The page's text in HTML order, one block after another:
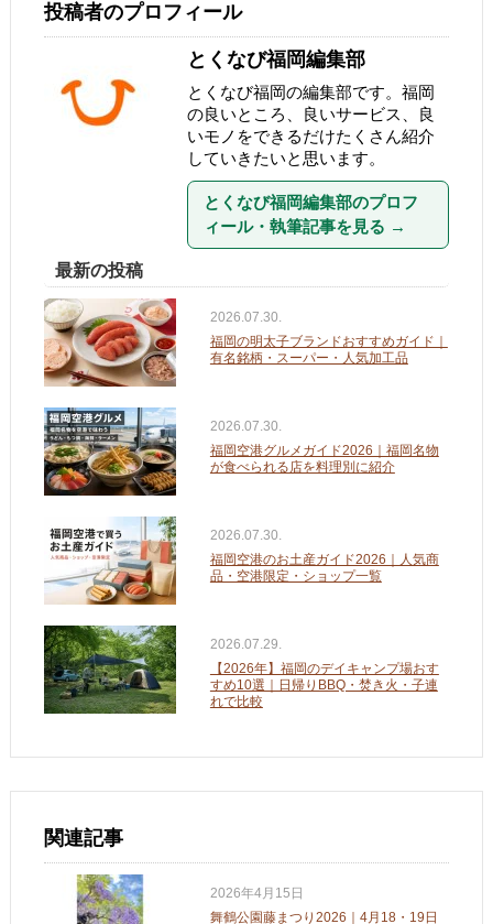
投稿者のプロフィール
とくなび福岡編集部
とくなび福岡の編集部です。福岡
の良いところ、良いサービス、良
いモノをできるだけたくさん紹介
していきたいと思います。
とくなび福岡編集部のプロフ
ィール・執筆記事を見る →
最新の投稿
2026.07.30.
福岡の明太子ブランドおすすめガイド｜
有名銘柄・スーパー・人気加工品
2026.07.30.
福岡空港グルメガイド2026｜福岡名物
が食べられる店を料理別に紹介
2026.07.30.
福岡空港のお土産ガイド2026｜人気商
品・空港限定・ショップ一覧
2026.07.29.
【2026年】福岡のデイキャンプ場おす
すめ10選｜日帰りBBQ・焚き火・子連
れで比較
関連記事
2026年4月15日
舞鶴公園藤まつり2026｜4月18・19日